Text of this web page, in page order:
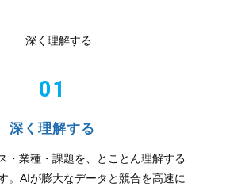
01
深く理解する
・業種・課題を、とことん理解する
。AIが膨大なデータと競合を高速に